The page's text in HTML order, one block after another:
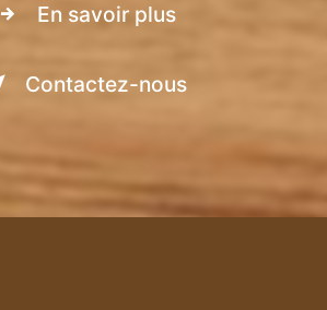
En savoir plus
Contactez-nous